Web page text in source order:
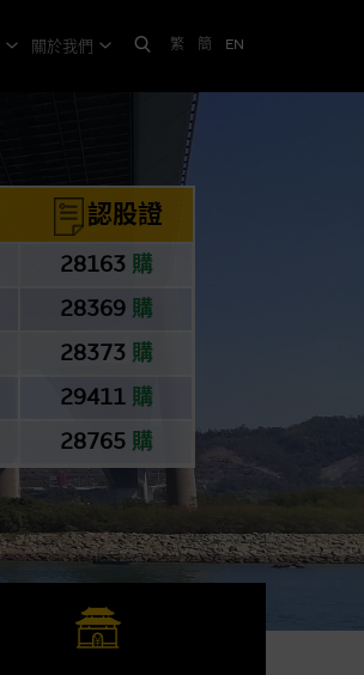
關於我們 繁 簡 EN
認股證
28163 購
28369 購
28373 購
29411 購
28765 購